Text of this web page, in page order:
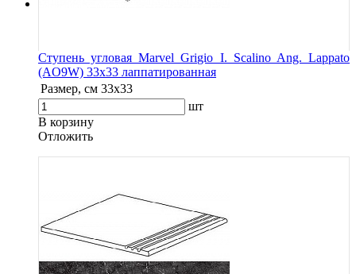
Ступень угловая Marvel Grigio I. Scalino Ang. Lappato
(AO9W) 33x33 лаппатированная
Размер, см 33x33
шт
В корзину
Oтложить